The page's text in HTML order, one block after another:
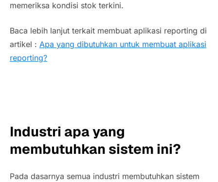
memeriksa kondisi stok terkini.
Baca lebih lanjut terkait membuat aplikasi reporting di
artikel : Apa yang dibutuhkan untuk membuat aplikasi
reporting?
Industri apa yang
membutuhkan sistem ini?
Pada dasarnya semua industri membutuhkan sistem